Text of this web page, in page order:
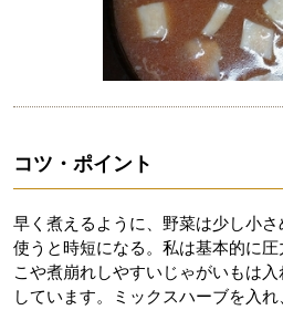
コツ・ポイント
早く煮えるように、野菜は少し小
使うと時短になる。私は基本的に
こや煮崩れしやすいじゃがいもは
しています。ミックスハーブを入